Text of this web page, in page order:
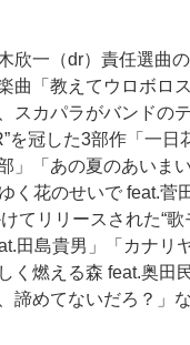
欣一（dr）責任選曲
曲「教えてウロボロ
スカパラがバンドの
を冠した3部作「一日
」「あの夏のあいま
く花のせいで feat.菅
てリリースされた“歌
田島貴男」「カナリ
く燃える森 feat.奥田
諦めてないだろ？」